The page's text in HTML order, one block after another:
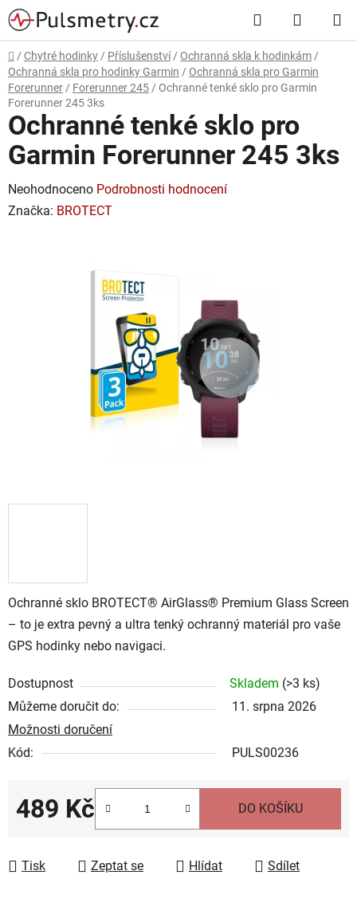
Přejít
na
obsah
Hledat
KOŠÍK
Domů
/ Chytré hodinky / Příslušenství / Ochranná skla k hodinkám /
Ochranná skla pro hodinky Garmin / Ochranná skla pro Garmin
Forerunner / Forerunner 245 / Ochranné tenké sklo pro Garmin
Forerunner 245 3ks
Ochranné sklo BROTECT® AirGlass® Premium Glass Screen
– to je extra pevný a ultra tenký ochranný materiál pro vaše
GPS hodinky nebo navigaci.
Dostupnost Skladem (>3 ks)
Můžeme doručit do:
11. srpna 2026
Možnosti doručení
Kód:
PULS00236
489 Kč DO KOŠÍKU
Tisk Zeptat se Hlídat Sdílet
Ochranné tenké sklo pro
Garmin Forerunner 245 3ks
Průměrné
hodnocení
Neohodnoceno Podrobnosti hodnocení
Značka: BROTECT